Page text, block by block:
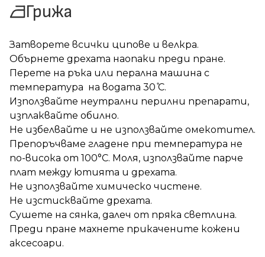
Грижа
Затворете всички ципове и велкра.
Обърнете дрехата наопаки преди пране.
Перете на ръка или перална машина с
температура на водата 30 ̊С.
Използвайте неутрални перилни препарати,
изплаквайте обилно.
Не избелвайте и не използвайте омекотител.
Препоръчваме гладене при температура не
по-висока от 100°C. Моля, използвайте парче
плат между ютията и дрехата.
Не използвайте химическо чистене.
Не изстисквайте дрехата.
Сушете на сянка, далеч от пряка светлина.
Преди пране махнете прикачените кожени
аксесоари.